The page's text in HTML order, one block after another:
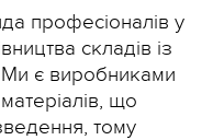
професіоналів у
складів із
Ми є виробниками
що
тому